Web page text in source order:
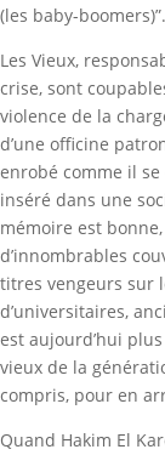
(les baby-boomers)”.
Les Vieux,
crise, sont
violence de la
d’une officine
enrobé comme il
inséré dans une
mémoire est
d’innombrables
titres vengeurs sur
d’universitaires,
est aujourd’hui
vieux de la
compris, pour en
Quand Hakim El